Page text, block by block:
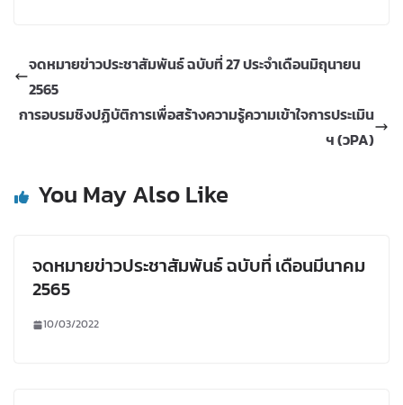
จดหมายข่าวประชาสัมพันธ์ ฉบับที่ 27 ประจำเดือนมิถุนายน
2565
การอบรมชิงปฏิบัติการเพื่อสร้างความรู้ความเข้าใจการประเมิน
ฯ (วPA)
You May Also Like
จดหมายข่าวประชาสัมพันธ์ ฉบับที่ เดือนมีนาคม
2565
10/03/2022